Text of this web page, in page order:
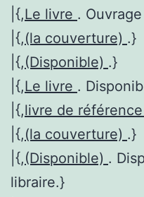
|{,Le livre .
|{,(la couverture) .}
|{,(Disponible) .}
|{,Le livre .
|{,livre de référence
|{,(la couverture) .}
|{,(Disponible) .
libraire.}